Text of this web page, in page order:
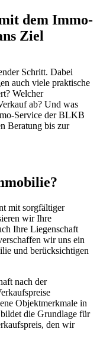
dem Immo-
Ziel
Schritt. Dabei
auch viele praktische
Welcher
ab? Und was
Service der BLKB
Beratung bis zur
mit sorgfältiger
wir Ihre
Ihre Liegenschaft
wir uns ein
und berücksichtigen
nach der
Objektmerkmale in
die Grundlage für
den wir